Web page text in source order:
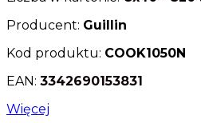
Producent: Guillin
Kod produktu: COOK1050N
EAN: 3342690153831
Więcej